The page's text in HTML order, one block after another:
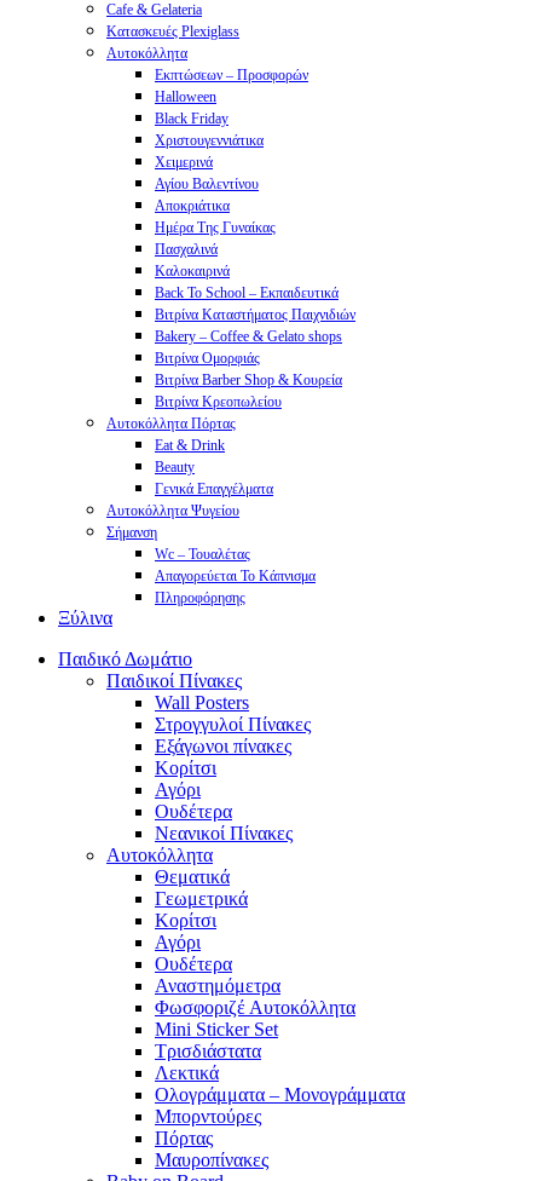
Cafe & Gelateria
Κατασκευές Plexiglass
Αυτοκόλλητα
Εκπτώσεων – Προσφορών
Halloween
Black Friday
Χριστουγεννιάτικα
Χειμερινά
Αγίου Βαλεντίνου
Αποκριάτικα
Ημέρα Της Γυναίκας
Πασχαλινά
Καλοκαιρινά
Back To School – Εκπαιδευτικά
Βιτρίνα Καταστήματος Παιχνιδιών
Bakery – Coffee & Gelato shops
Βιτρίνα Ομορφιάς
Βιτρίνα Barber Shop & Κουρεία
Βιτρίνα Κρεοπωλείου
Αυτοκόλλητα Πόρτας
Eat & Drink
Beauty
Γενικά Επαγγέλματα
Αυτοκόλλητα Ψυγείου
Σήμανση
Wc – Τουαλέτας
Απαγορεύεται Το Κάπνισμα
Πληροφόρησης
Ξύλινα
Παιδικό Δωμάτιο
Παιδικοί Πίνακες
Wall Posters
Στρογγυλοί Πίνακες
Εξάγωνοι πίνακες
Κορίτσι
Αγόρι
Ουδέτερα
Νεανικοί Πίνακες
Αυτοκόλλητα
Θεματικά
Γεωμετρικά
Κορίτσι
Αγόρι
Ουδέτερα
Αναστημόμετρα
Φωσφοριζέ Αυτοκόλλητα
Mini Sticker Set
Tρισδιάστατα
Λεκτικά
Ολογράμματα – Μονογράμματα
Μπορντούρες
Πόρτας
Μαυροπίνακες